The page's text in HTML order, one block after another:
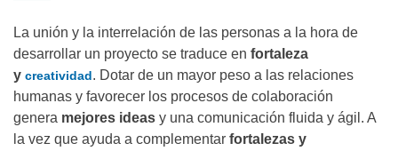
La unión y la interrelación de las personas a la hora de
desarrollar un proyecto se traduce en fortaleza
y creatividad. Dotar de un mayor peso a las relaciones
humanas y favorecer los procesos de colaboración
genera mejores ideas y una comunicación fluida y ágil. A
la vez que ayuda a complementar fortalezas y